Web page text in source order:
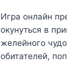
Игра онлайн
окунуться в
желейного
обитателей,